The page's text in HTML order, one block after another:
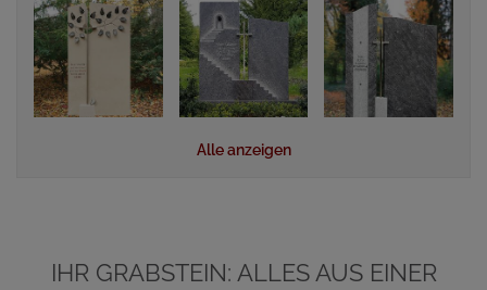
Alle anzeigen
IHR GRABSTEIN: ALLES AUS EINER